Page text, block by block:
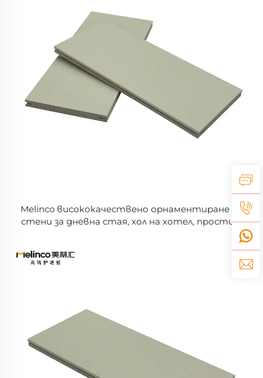
Melinco висококачествено орнаментиране на
стени за дневна стая, хол на хотел, прости и